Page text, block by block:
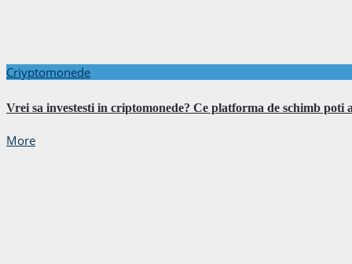
Criyptomonede
Vrei sa investesti in criptomonede? Ce platforma de schimb poti
More